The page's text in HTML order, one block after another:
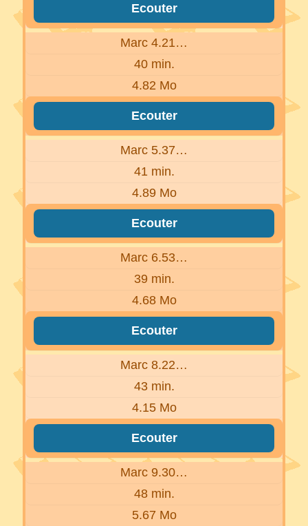
Ecouter
Marc 4.21…
40 min.
4.82 Mo
Ecouter
Marc 5.37…
41 min.
4.89 Mo
Ecouter
Marc 6.53…
39 min.
4.68 Mo
Ecouter
Marc 8.22…
43 min.
4.15 Mo
Ecouter
Marc 9.30…
48 min.
5.67 Mo